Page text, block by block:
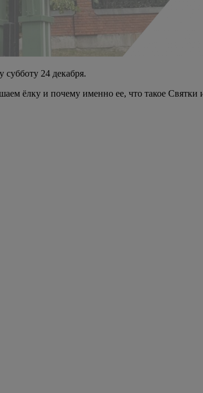
субботу 24 декабря.
ёлку и почему именно ее, что такое